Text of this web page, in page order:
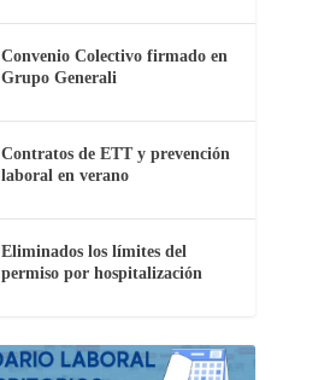
Convenio Colectivo firmado en
Grupo Generali
Contratos de ETT y prevención
laboral en verano
Eliminados los límites del
permiso por hospitalización